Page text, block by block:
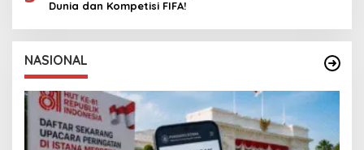
Dunia dan Kompetisi FIFA!
NASIONAL